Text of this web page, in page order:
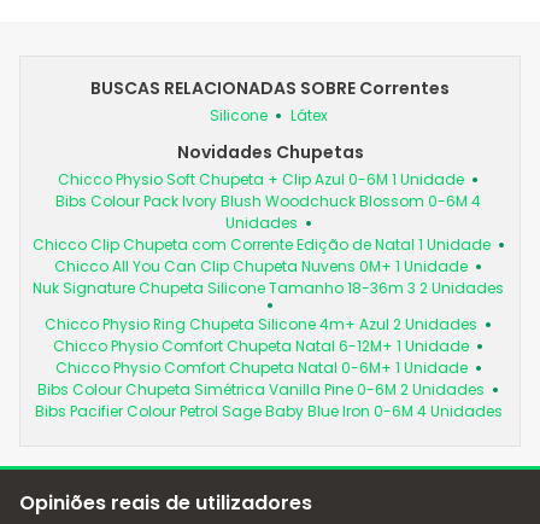
BUSCAS RELACIONADAS SOBRE Correntes
Silicone Látex
Novidades Chupetas
Chicco Physio Soft Chupeta + Clip Azul 0-6M 1 Unidade
Bibs Colour Pack Ivory Blush Woodchuck Blossom 0-6M 4
Unidades
Chicco Clip Chupeta com Corrente Edição de Natal 1 Unidade
Chicco All You Can Clip Chupeta Nuvens 0M+ 1 Unidade
Nuk Signature Chupeta Silicone Tamanho 18-36m 3 2 Unidades
Chicco Physio Ring Chupeta Silicone 4m+ Azul 2 Unidades
Chicco Physio Comfort Chupeta Natal 6-12M+ 1 Unidade
Chicco Physio Comfort Chupeta Natal 0-6M+ 1 Unidade
Bibs Colour Chupeta Simétrica Vanilla Pine 0-6M 2 Unidades
Bibs Pacifier Colour Petrol Sage Baby Blue Iron 0-6M 4 Unidades
Opiniões reais de utilizadores